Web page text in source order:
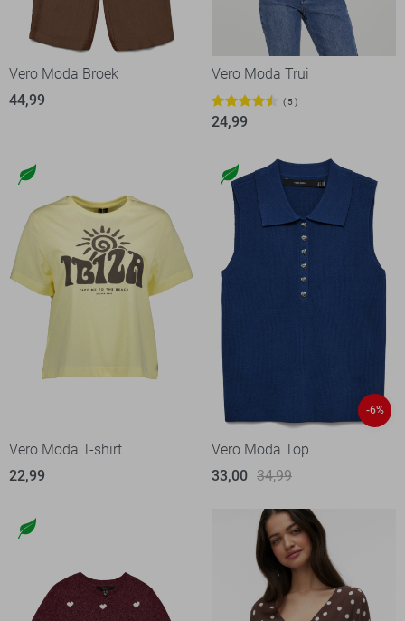
Vero Moda Broek
44,99
Vero Moda Trui
5
24,99
Vero Moda T-shirt
22,99
-6%
Vero Moda Top
33,00 34,99